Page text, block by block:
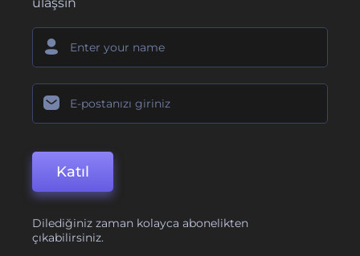
Katıl
Dilediğiniz zaman kolayca abonelikten
çıkabilirsiniz.